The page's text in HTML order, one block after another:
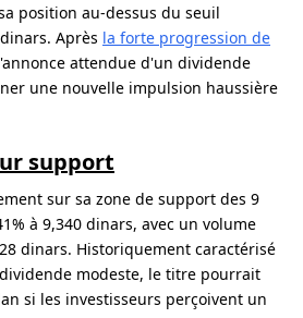
position au-dessus du seuil
Après la forte progression de
attendue d'un dividende
une nouvelle impulsion haussière
support
sur sa zone de support des 9
à 9,340 dinars, avec un volume
dinars. Historiquement caractérisé
modeste, le titre pourrait
si les investisseurs perçoivent un